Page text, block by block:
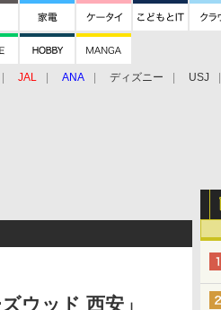
JAL ANA ディズニー USJ
ウッド 西安」